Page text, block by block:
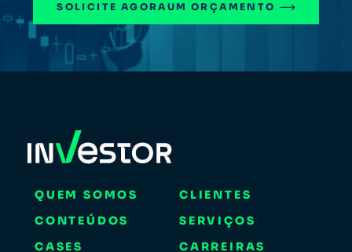
SOLICITE AGORAUM ORÇAMENTO
QUEM SOMOS
CLIENTES
CONTEÚDOS
SERVIÇOS
CASES
CARREIRAS